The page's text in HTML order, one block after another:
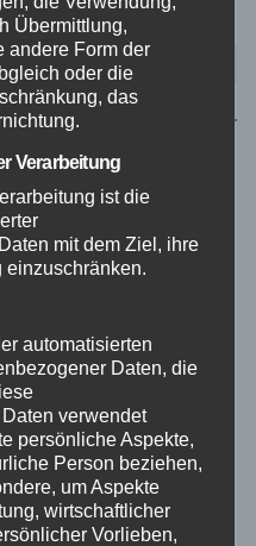
Übermittlung,
andere Form der
oder die
das
Verarbeitung
ist die
mit dem Ziel, ihre
einzuschränken.
automatisierten
Daten, die
verwendet
persönliche Aspekte,
Person beziehen,
um Aspekte
wirtschaftlicher
Vorlieben,